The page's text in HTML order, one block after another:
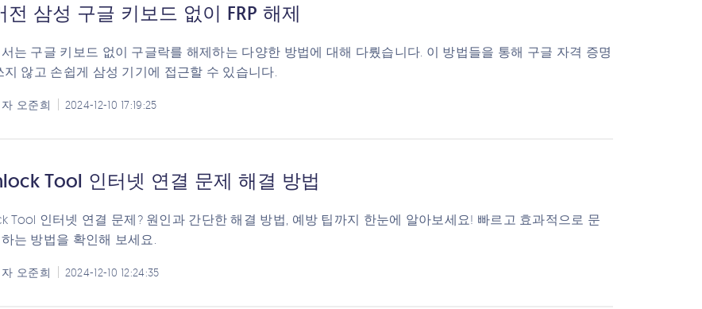
전 삼성 구글 키보드 없이 FRP 해제
는 구글 키보드 없이 구글락를 해제하는 다양한 방법에 대해 다뤘습니다. 이 방법들을 통해 구글 자격 증명
지 않고 손쉽게 삼성 기기에 접근할 수 있습니다.
오준희 2024-12-10 17:19:25
Tool 인터넷 연결 문제 해결 방법
Tool 인터넷 연결 문제? 원인과 간단한 해결 방법, 예방 팁까지 한눈에 알아보세요! 빠르고 효과적으로 문
는 방법을 확인해 보세요.
오준희 2024-12-10 12:24:35